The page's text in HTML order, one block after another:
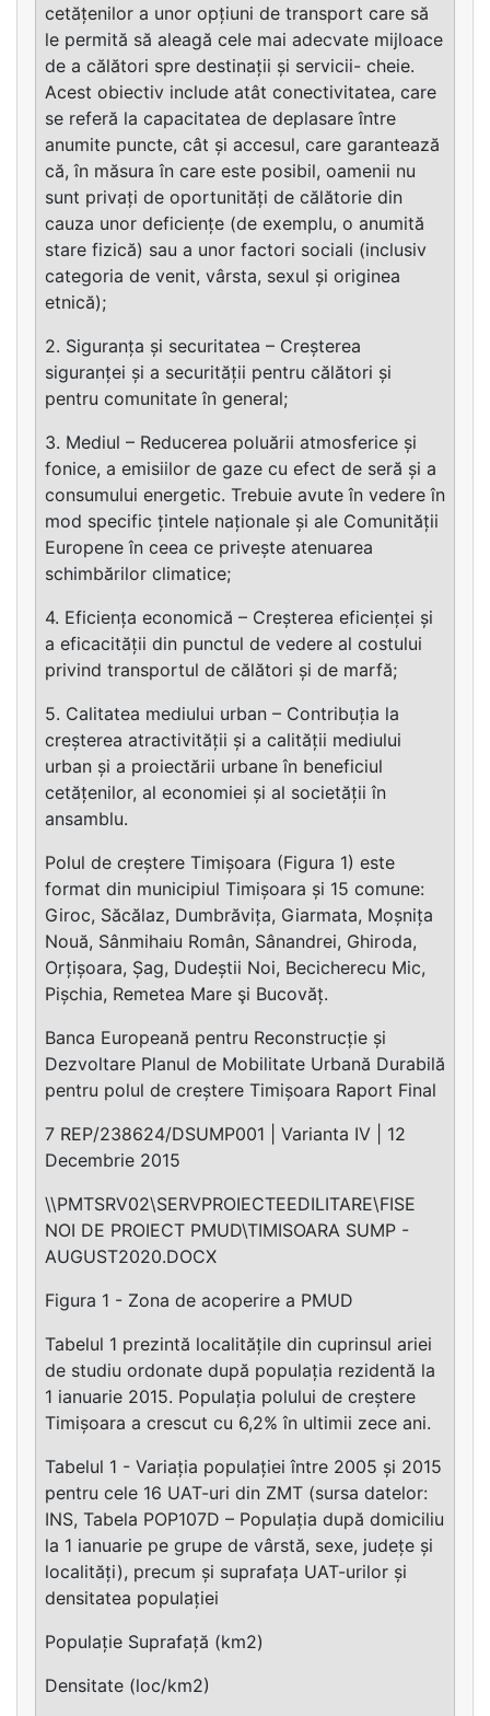
cetățenilor a unor opțiuni de transport care să
le permită să aleagă cele mai adecvate mijloace
de a călători spre destinații și servicii- cheie.
Acest obiectiv include atât conectivitatea, care
se referă la capacitatea de deplasare între
anumite puncte, cât și accesul, care garantează
că, în măsura în care este posibil, oamenii nu
sunt privați de oportunități de călătorie din
cauza unor deficiențe (de exemplu, o anumită
stare fizică) sau a unor factori sociali (inclusiv
categoria de venit, vârsta, sexul și originea
etnică);
2. Siguranța și securitatea – Creșterea
siguranței și a securității pentru călători și
pentru comunitate în general;
3. Mediul – Reducerea poluării atmosferice și
fonice, a emisiilor de gaze cu efect de seră și a
consumului energetic. Trebuie avute în vedere în
mod specific țintele naționale și ale Comunității
Europene în ceea ce privește atenuarea
schimbărilor climatice;
4. Eficiența economică – Creșterea eficienței și
a eficacității din punctul de vedere al costului
privind transportul de călători și de marfă;
5. Calitatea mediului urban – Contribuția la
creșterea atractivității și a calității mediului
urban și a proiectării urbane în beneficiul
cetățenilor, al economiei și al societății în
ansamblu.
Polul de creștere Timișoara (Figura 1) este
format din municipiul Timișoara și 15 comune:
Giroc, Săcălaz, Dumbrăvița, Giarmata, Moșnița
Nouă, Sânmihaiu Român, Sânandrei, Ghiroda,
Orțișoara, Șag, Dudeștii Noi, Becicherecu Mic,
Pișchia, Remetea Mare şi Bucovăț.
Banca Europeană pentru Reconstrucție și
Dezvoltare Planul de Mobilitate Urbană Durabilă
pentru polul de creștere Timișoara Raport Final
7 REP/238624/DSUMP001 | Varianta IV | 12
Decembrie 2015
\\PMTSRV02\SERVPROIECTEEDILITARE\FISE
NOI DE PROIECT PMUD\TIMISOARA SUMP -
AUGUST2020.DOCX
Figura 1 - Zona de acoperire a PMUD
Tabelul 1 prezintă localitățile din cuprinsul ariei
de studiu ordonate după populația rezidentă la
1 ianuarie 2015. Populația polului de creștere
Timișoara a crescut cu 6,2% în ultimii zece ani.
Tabelul 1 - Variația populației între 2005 și 2015
pentru cele 16 UAT-uri din ZMT (sursa datelor:
INS, Tabela POP107D – Populația după domiciliu
la 1 ianuarie pe grupe de vârstă, sexe, județe și
localități), precum și suprafața UAT-urilor și
densitatea populației
Populație Suprafață (km2)
Densitate (loc/km2)